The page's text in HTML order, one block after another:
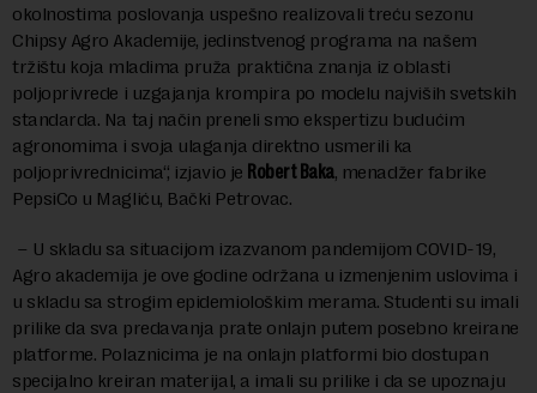
okolnostima poslovanja uspešno realizovali treću sezonu
Chipsy Agro Akademije, jedinstvenog programa na našem
tržištu koja mladima pruža praktična znanja iz oblasti
poljoprivrede i uzgajanja krompira po modelu najviših svetskih
standarda. Na taj način preneli smo ekspertizu budućim
agronomima i svoja ulaganja direktno usmerili ka
poljoprivrednicima“, izjavio je Robert Baka, menadžer fabrike
PepsiCo u Magliću, Bački Petrovac.
– U skladu sa situacijom izazvanom pandemijom COVID-19,
Agro akademija je ove godine održana u izmenjenim uslovima i
u skladu sa strogim epidemiološkim merama. Studenti su imali
prilike da sva predavanja prate onlajn putem posebno kreirane
platforme. Polaznicima je na onlajn platformi bio dostupan
specijalno kreiran materijal, a imali su prilike i da se upoznaju